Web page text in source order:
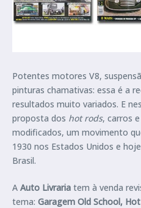
Potentes motores V8,
pinturas chamativas: essa é a
resultados muito variados. E
proposta dos hot rods, carros
modificados, um movimento
1930 nos Estados Unidos e
Brasil.
A Auto Livraria tem à venda
tema: Garagem Old School,